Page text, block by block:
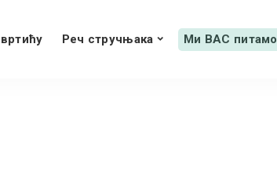
Реч стручњака Ми ВАС питамо